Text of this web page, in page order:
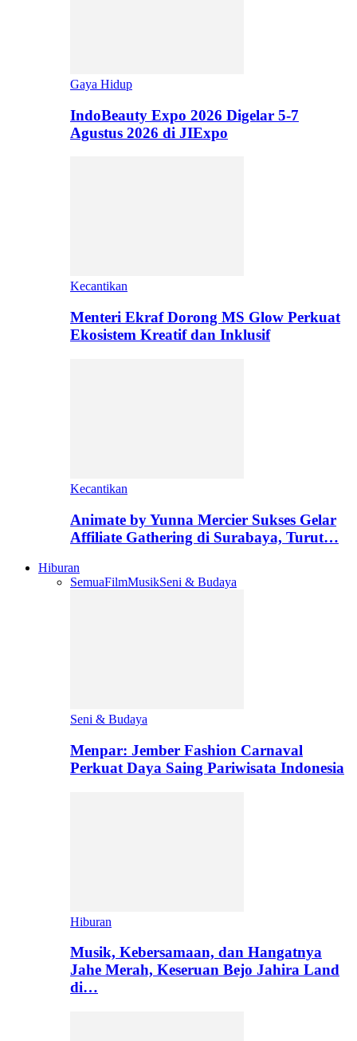
Gaya Hidup
IndoBeauty Expo 2026 Digelar 5-7
Agustus 2026 di JIExpo
Kecantikan
Menteri Ekraf Dorong MS Glow Perkuat
Ekosistem Kreatif dan Inklusif
Kecantikan
Animate by Yunna Mercier Sukses Gelar
Affiliate Gathering di Surabaya, Turut…
Hiburan
SemuaFilmMusikSeni & Budaya
Seni & Budaya
Menpar: Jember Fashion Carnaval
Perkuat Daya Saing Pariwisata Indonesia
Hiburan
Musik, Kebersamaan, dan Hangatnya
Jahe Merah, Keseruan Bejo Jahira Land
di…